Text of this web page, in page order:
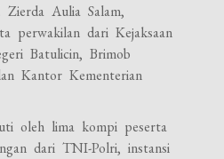
Aulia Salam,
perwakilan dari Kejaksaan
Batulicin, Brimob
Kantor Kementerian
oleh lima kompi peserta
dari TNI-Polri, instansi